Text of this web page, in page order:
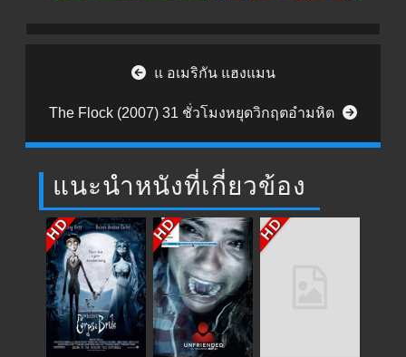
Post navigation
แ อเมริกัน แฮงแมน
The Flock (2007) 31 ชั่วโมงหยุดวิกฤตอำมหิต
แนะนำหนังที่เกี่ยวข้อง
HD HD HD